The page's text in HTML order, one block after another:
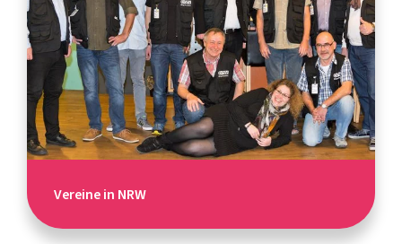
Vereine in NRW